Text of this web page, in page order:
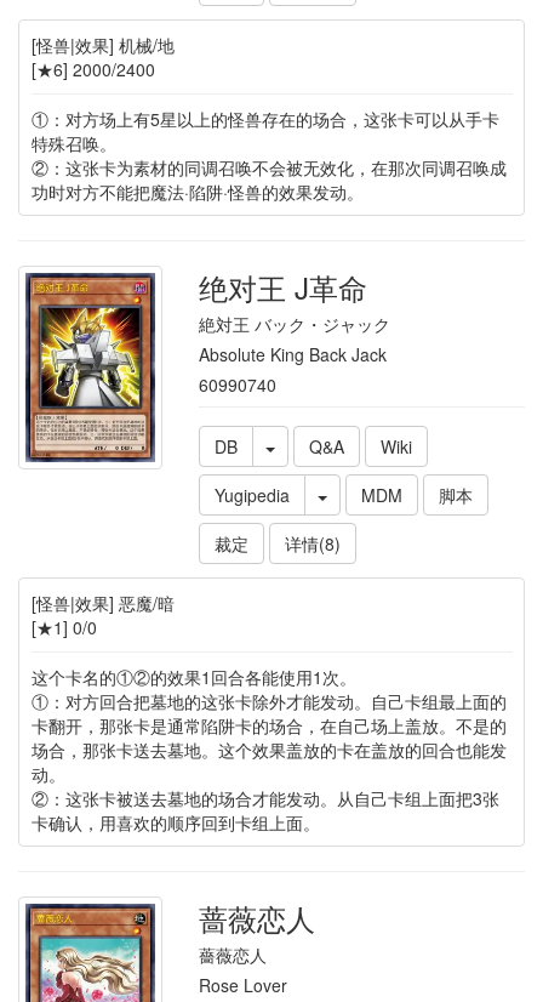
[怪兽|效果] 机械/地
[★6] 2000/2400
①：对方场上有5星以上的怪兽存在的场合，这张卡可以从手卡
特殊召唤。
②：这张卡为素材的同调召唤不会被无效化，在那次同调召唤成
功时对方不能把魔法·陷阱·怪兽的效果发动。
绝对王 J革命
絶対王 バック・ジャック
Absolute King Back Jack
60990740
DB Q&A
Wiki
Yugipedia
MDM
脚本
裁定
详情(8)
[怪兽|效果] 恶魔/暗
[★1] 0/0
这个卡名的①②的效果1回合各能使用1次。
①：对方回合把墓地的这张卡除外才能发动。自己卡组最上面的
卡翻开，那张卡是通常陷阱卡的场合，在自己场上盖放。不是的
场合，那张卡送去墓地。这个效果盖放的卡在盖放的回合也能发
动。
②：这张卡被送去墓地的场合才能发动。从自己卡组上面把3张
卡确认，用喜欢的顺序回到卡组上面。
蔷薇恋人
薔薇恋人
Rose Lover